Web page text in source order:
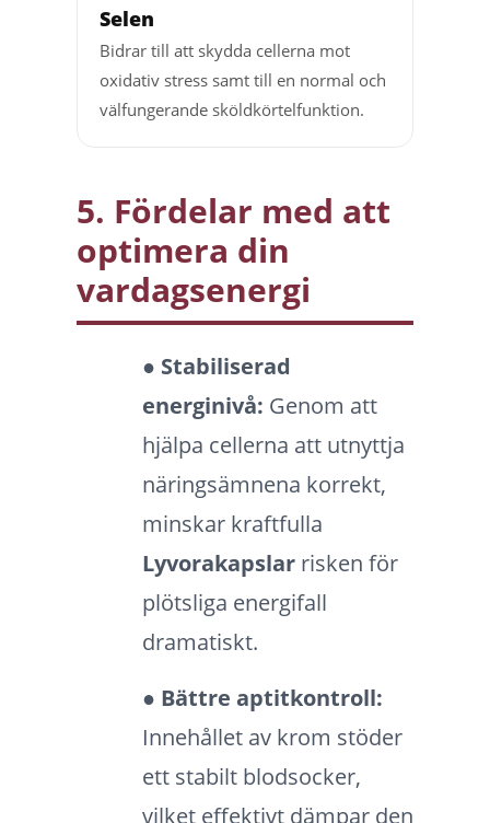
Selen
Bidrar till att skydda cellerna mot
oxidativ stress samt till en normal och
välfungerande sköldkörtelfunktion.
5. Fördelar med att
optimera din
vardagsenergi
● Stabiliserad
energinivå: Genom att
hjälpa cellerna att utnyttja
näringsämnena korrekt,
minskar kraftfulla
Lyvorakapslar risken för
plötsliga energifall
dramatiskt.
● Bättre aptitkontroll:
Innehållet av krom stöder
ett stabilt blodsocker,
vilket effektivt dämpar den